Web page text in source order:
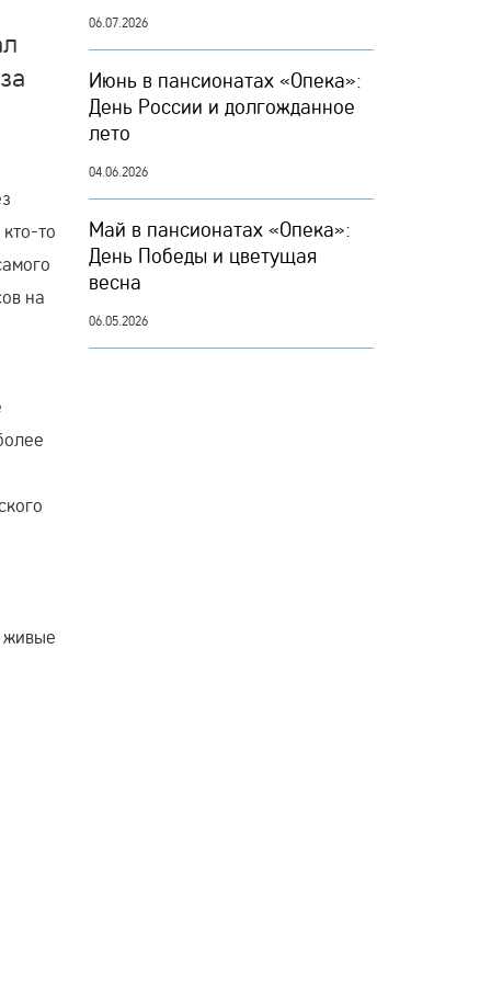
то
на
живые
06.07.2026
Июнь в пансионатах «Опека»:
День России и долгожданное
лето
04.06.2026
Май в пансионатах «Опека»:
День Победы и цветущая
весна
06.05.2026